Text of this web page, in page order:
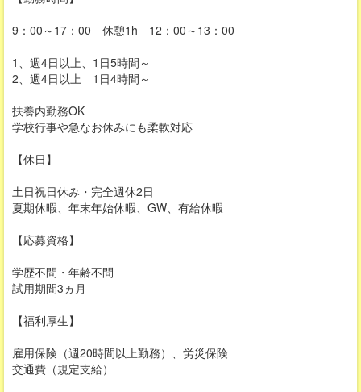
9：00～17：00 休憩1h 12：00～13：00
1、週4日以上、1日5時間～
2、週4日以上 1日4時間～
扶養内勤務OK
学校行事や急なお休みにも柔軟対応
【休日】
土日祝日休み・完全週休2日
夏期休暇、年末年始休暇、GW、有給休暇
【応募資格】
学歴不問・年齢不問
試用期間3ヵ月
【福利厚生】
雇用保険（週20時間以上勤務）、労災保険
交通費（規定支給）